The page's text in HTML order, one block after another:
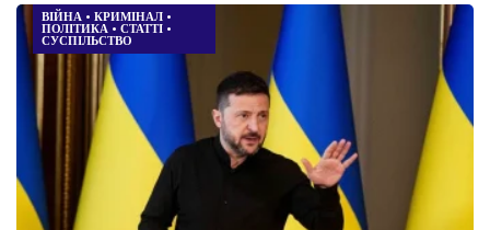
ВІЙНА • КРИМІНАЛ •
ПОЛІТИКА • СТАТТІ •
СУСПІЛЬСТВО